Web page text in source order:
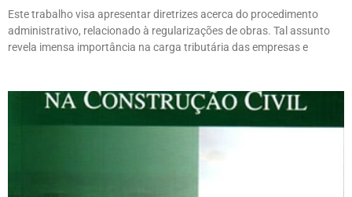
Este trabalho visa apresentar diretrizes acerca do procedimento
administrativo, relacionado à regularizações de obras. Tal assunto
revela imensa importância na carga tributária das empresas e